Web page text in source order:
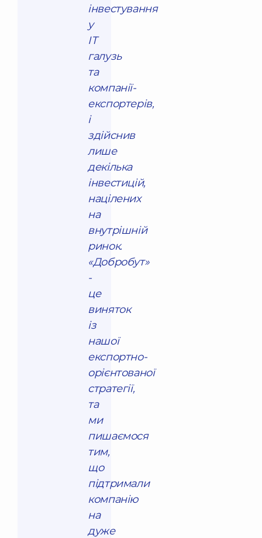
інвестування
у
ІТ
галузь
та
компанії-
експортерів,
і
здійснив
лише
декілька
інвестицій,
націлених
на
внутрішній
ринок.
«Добробут»
-
це
виняток
із
нашої
експортно-
орієнтованої
стратегії,
та
ми
пишаємося
тим,
що
підтримали
компанію
на
дуже